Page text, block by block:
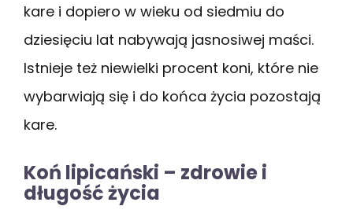
kare i dopiero w wieku od siedmiu do
dziesięciu lat nabywają jasnosiwej maści.
Istnieje też niewielki procent koni, które nie
wybarwiają się i do końca życia pozostają
kare.
Koń lipicański – zdrowie i
długość życia